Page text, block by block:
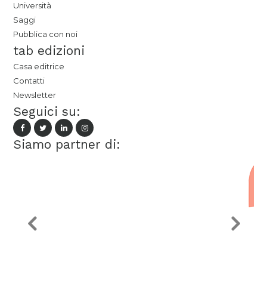
Università
Saggi
Pubblica con noi
tab edizioni
Casa editrice
Contatti
Newsletter
Seguici su:
Siamo partner di: